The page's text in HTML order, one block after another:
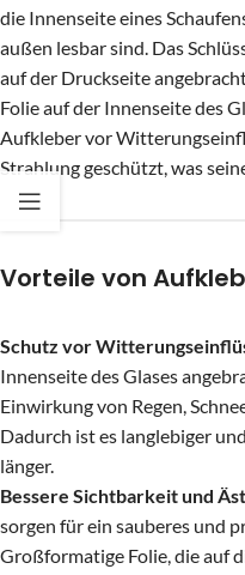
die Innenseite eines
außen lesbar sind. Das
auf der Druckseite
Folie auf der Innenseite des
Aufkleber vor
Strahlung geschützt, was
Vorteile von
Schutz vor
Innenseite des Glases
Einwirkung von Regen,
Dadurch ist es langlebiger
länger.
Bessere Sichtbarkeit und
sorgen für ein sauberes und
Großformatige Folie, die auf